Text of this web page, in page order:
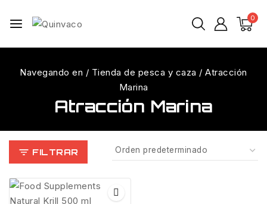
0
Navegando en / Tienda de pesca y caza / Atracción
Marina
Atracción Marina
FILTRAR